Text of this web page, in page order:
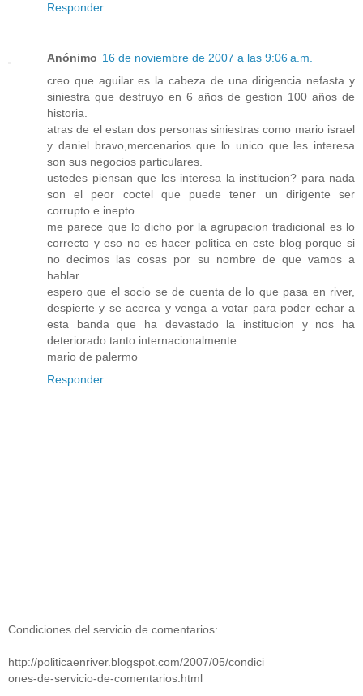
Responder
Anónimo 16 de noviembre de 2007 a las 9:06 a.m.
creo que aguilar es la cabeza de una dirigencia nefasta y
siniestra que destruyo en 6 años de gestion 100 años de
historia.
atras de el estan dos personas siniestras como mario israel
y daniel bravo,mercenarios que lo unico que les interesa
son sus negocios particulares.
ustedes piensan que les interesa la institucion? para nada
son el peor coctel que puede tener un dirigente ser
corrupto e inepto.
me parece que lo dicho por la agrupacion tradicional es lo
correcto y eso no es hacer politica en este blog porque si
no decimos las cosas por su nombre de que vamos a
hablar.
espero que el socio se de cuenta de lo que pasa en river,
despierte y se acerca y venga a votar para poder echar a
esta banda que ha devastado la institucion y nos ha
deteriorado tanto internacionalmente.
mario de palermo
Responder
Condiciones del servicio de comentarios:
http://politicaenriver.blogspot.com/2007/05/condici
ones-de-servicio-de-comentarios.html